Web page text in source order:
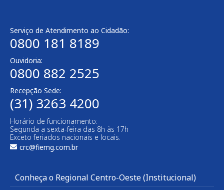
Serviço de Atendimento ao Cidadão:
0800 181 8189
Ouvidoria:
0800 882 2525
Recepção Sede:
(31) 3263 4200
Horário de funcionamento:
Segunda a sexta-feira das 8h às 17h
Exceto feriados nacionais e locais.
crc@fiemg.com.br
Conheça o Regional Centro-Oeste (Institucional)